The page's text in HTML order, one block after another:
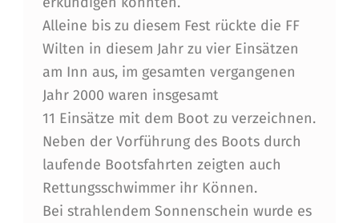
N
S
T
E
S
Alleine bis zu diesem Fest rückte die FF
Wilten in diesem Jahr zu vier Einsätzen
am Inn aus, im gesamten vergangenen
Jahr 2000 waren insgesamt
11 Einsätze mit dem Boot zu verzeichnen.
Neben der Vorführung des Boots durch
laufende Bootsfahrten zeigten auch
Rettungsschwimmer ihr Können.
Bei strahlendem Sonnenschein wurde es